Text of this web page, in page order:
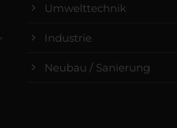
Umwelttechnik
Industrie
Neubau / Sanierung